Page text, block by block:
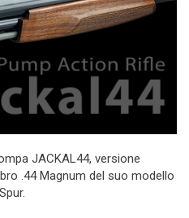
JACKAL44, versione
.44 Magnum del suo modello